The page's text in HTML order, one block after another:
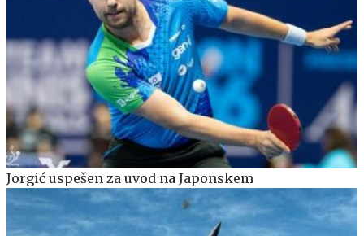
Jorgić uspešen za uvod na Japonskem